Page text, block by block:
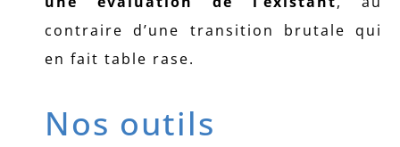
contraire d’une transition brutale qui
en fait table rase.
Nos outils